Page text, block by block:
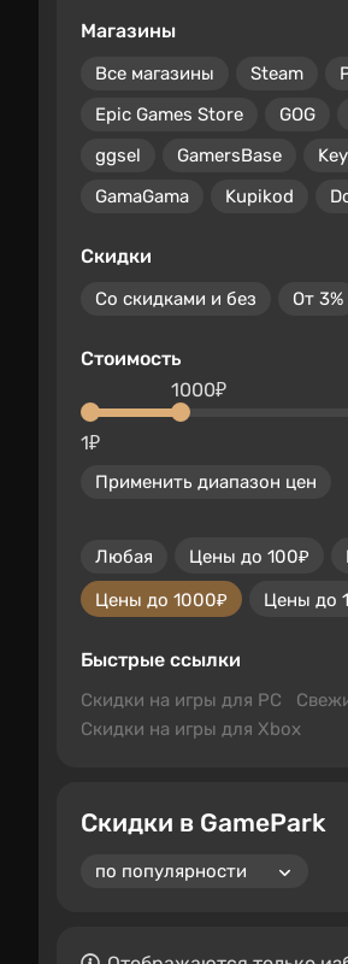
Магазины
Все магазины Steam
Epic Games Store
GOG
ggsel
GamersBase
GamaGama
Kupikod
Скидки
Со скидками и без От 3%
Стоимость
1₽
1000₽
Применить диапазон цен
Любая Цены до 100₽
Цены до 1000₽
Цены до
Быстрые ссылки
Скидки на игры для PC
Скидки на игры для Xbox
Скидки в GamePark